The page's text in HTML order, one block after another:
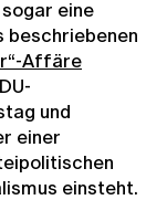
eine
beschriebenen
Affäre
und
einer
einsteht.